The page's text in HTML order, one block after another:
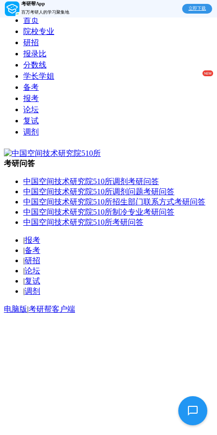
考研帮App
百万考研人的学习聚集地
立即下载
首页
院校专业
研招
报录比
分数线
学长学姐
备考
报考
论坛
复试
调剂
考研问答
中国空间技术研究院510所调剂考研问答
中国空间技术研究院510所调剂问题考研问答
中国空间技术研究院510所招生部门联系方式考研问答
中国空间技术研究院510所制冷专业考研问答
中国空间技术研究院510所考研问答
|报考
|备考
|研招
|论坛
|复试
|调剂
电脑版|考研帮客户端